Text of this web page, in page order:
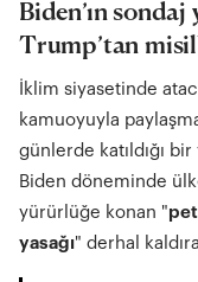
Biden’ın sondaj
Trump’tan
İklim siyasetinde
kamuoyuyla
günlerde katıldığı bir
Biden döneminde
yürürlüğe konan "
yasağı" derhal